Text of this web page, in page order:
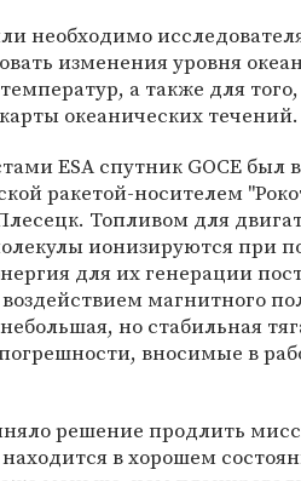
необходимо
изменения уровня
а также для
океанических течений.
ESA спутник GOCE был
ракетой-носителем
Топливом для
ионизируются при
для их генерации
магнитного
но стабильная
вносимые в
решение продлить
в хорошем